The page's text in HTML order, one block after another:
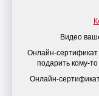
Видео
Онлайн-
подарить кому-
Онлайн-